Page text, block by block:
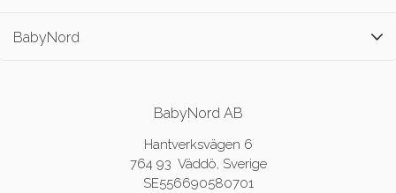
BabyNord
BabyNord AB
Hantverksvägen 6
764 93 Väddö, Sverige
SE556690580701